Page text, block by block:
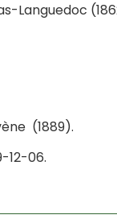
Languedoc
(1889).
12-06.